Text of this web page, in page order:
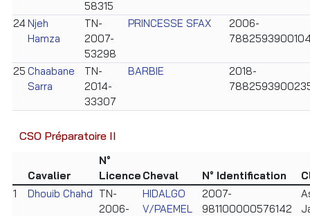
58315
24 Njeh
Hamza
TN-
2007-
53298
PRINCESSE SFAX
2006-
25 Chaabane
Sarra
TN-
2014-
33307
BARBIE
2018-
CSO Préparatoire II
Cavalier
N°
Licence Cheval N° Identification
1
Dhouib Chahd TN-
2006-
HIDALGO
V/PAEMEL
2007-
981100000576142